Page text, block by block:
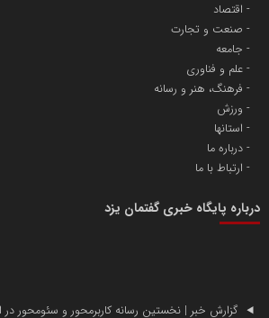
پایگاه اطلاع رسانی اعتلای نهادهای مردمی
آهن و فولاد غدیر ایرانیان
تامین آهن اسفنجی تولیدکنندگان فولاد در کشور
تریبون
مسعودصادقی
اقتصاد
صنعت و تجارت
جامعه
علم و فناوری
فرهنگ، هنر و رسانه
ورزش
استانها
درباره ما
ارتباط با ما
درباره پایگاه خبری گفتمان یزد
گزارش خبر | نخستین رسانه کاربرمحور و سئومحور در